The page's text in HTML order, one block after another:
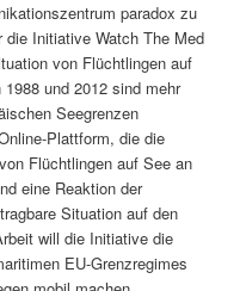
paradox zu
Initiative Watch The Med
von Flüchtlingen auf
und 2012 sind mehr
Seegrenzen
Plattform, die die
Flüchtlingen auf See an
eine Reaktion der
Situation auf den
will die Initiative die
EU-Grenzregimes